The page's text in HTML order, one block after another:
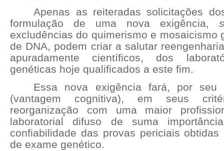
Apenas as reiteradas solicitações
formulação de uma nova exigência,
excludências do quimerismo e mosaicismo
de DNA, podem criar a salutar
apuradamente científicos, dos
genéticas hoje qualificados a este fim.
Essa nova exigência fará, por seu
(vantagem cognitiva), em seus
reorganização com uma maior
laboratorial difuso de suma
confiabilidade das provas periciais
de exame genético.